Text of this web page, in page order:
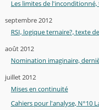
Les limites de
septembre 2012
RSI, logique ternaire?, texte
août 2012
Nomination imaginaire,
juillet 2012
Mises en continuité
Cahiers pour l'analyse, N°10